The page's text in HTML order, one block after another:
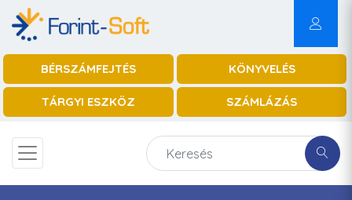
BÉRSZÁMFEJTÉS KÖNYVELÉS
TÁRGYI ESZKÖZ SZÁMLÁZÁS